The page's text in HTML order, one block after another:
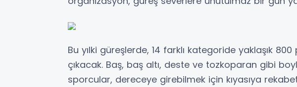
Bu yılki güreşlerde, 14 farklı kategoride yaklaşık
çıkacak. Baş, baş altı, deste ve tozkoparan gibi
sporcular, dereceye girebilmek için kıyasıya